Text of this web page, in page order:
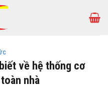
về hệ thống cơ
nhà